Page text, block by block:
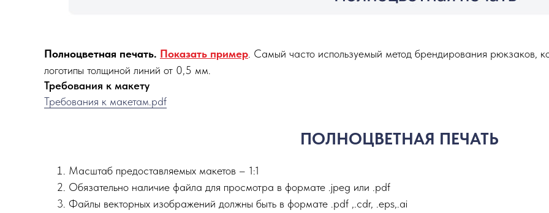
Полноцветная печать. Показать пример . Самый часто используемый метод брендирования рюкзаков,
логотипы толщиной линий от 0,5 мм.
Требования к макету
Требования к макетам.pdf
ПОЛНОЦВЕТНАЯ ПЕЧАТЬ
Масштаб предоставляемых макетов – 1:1
Обязательно наличие файла для просмотра в формате .jpeg или .pdf
Файлы векторных изображений должны быть в формате .pdf ,.сdr, .eps,.ai